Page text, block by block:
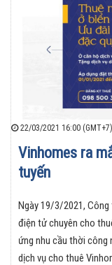
22/03/2021 16:00 (GMT+7)
Vinhomes ra
tuyến
Ngày 19/3/2021,
điện tử chuyên cho
ứng nhu cầu thời công
dịch vụ cho thuê